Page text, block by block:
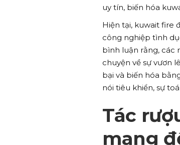
uy tín, biến hóa
Hiện tại, kuwait fire
công nghiệp tình
bình luận rằng, các
chuyện về sự vươn
bại và biến hóa
nói tiêu khiển, sự
Tác
mang